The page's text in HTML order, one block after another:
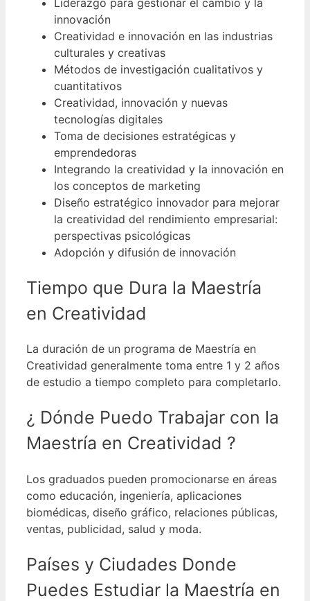
innovación
Creatividad e innovación en las industrias
culturales y creativas
Métodos de investigación cualitativos y
cuantitativos
Creatividad, innovación y nuevas
tecnologías digitales
Toma de decisiones estratégicas y
emprendedoras
Integrando la creatividad y la innovación en
los conceptos de marketing
Diseño estratégico innovador para mejorar
la creatividad del rendimiento empresarial:
perspectivas psicológicas
Adopción y difusión de innovación
Tiempo que Dura la Maestría
en Creatividad
La duración de un programa de Maestría en
Creatividad generalmente toma entre 1 y 2 años
de estudio a tiempo completo para completarlo.
¿ Dónde Puedo Trabajar con la
Maestría en Creatividad ?
Los graduados pueden promocionarse en áreas
como educación, ingeniería, aplicaciones
biomédicas, diseño gráfico, relaciones públicas,
ventas, publicidad, salud y moda.
Países y Ciudades Donde
Puedes Estudiar la Maestría en